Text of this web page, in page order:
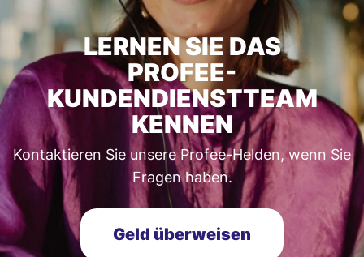
LERNEN SIE DAS
PROFEE-
KUNDENDIENSTTEAM
KENNEN
Kontaktieren Sie unsere Profee-Helden, wenn Sie
Fragen haben.
Geld überweisen